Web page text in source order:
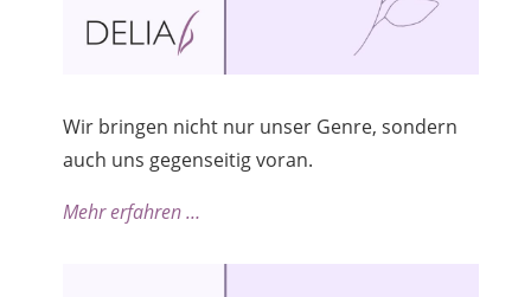
Wir bringen nicht nur unser Genre, sondern
auch uns gegenseitig voran.
Mehr erfahren …